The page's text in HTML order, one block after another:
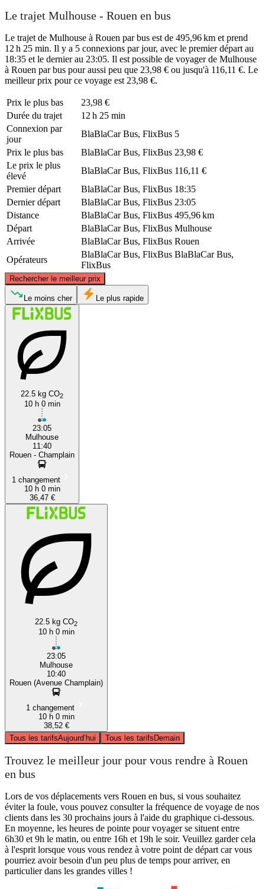
Le trajet Mulhouse - Rouen en bus
Le trajet de Mulhouse à Rouen par bus est de 495,96 km et prend
12 h 25 min. Il y a 5 connexions par jour, avec le premier départ au
18:35 et le dernier au 23:05. Il est possible de voyager de Mulhouse
à Rouen par bus pour aussi peu que 23,98 € ou jusqu'à 116,11 €. Le
meilleur prix pour ce voyage est 23,98 €.
Prix ​​le plus bas
23,98 €
Durée du trajet
12 h 25 min
Connexion par
jour
BlaBlaCar Bus, FlixBus 5
Prix ​​le plus bas
BlaBlaCar Bus, FlixBus 23,98 €
Le prix le plus
élevé
BlaBlaCar Bus, FlixBus 116,11 €
Premier départ
BlaBlaCar Bus, FlixBus 18:35
Dernier départ
BlaBlaCar Bus, FlixBus 23:05
Distance
BlaBlaCar Bus, FlixBus 495,96 km
Départ
BlaBlaCar Bus, FlixBus Mulhouse
Arrivée
BlaBlaCar Bus, FlixBus Rouen
Opérateurs
BlaBlaCar Bus, FlixBus BlaBlaCar Bus,
FlixBus
Rechercher le meilleur prix
Rouen
Le moins cher Le plus rapide
22.5 kg CO2
10 h 0 min
23:05
Mulhouse
11:40
Rouen - Champlain
1 changement
10 h 0 min
36,47 €
22.5 kg CO2
10 h 0 min
23:05
Mulhouse
10:40
Rouen (Avenue Champlain)
1 changement
10 h 0 min
38,52 €
Tous les tarifsAujourd’hui Tous les tarifsDemain
Trouvez le meilleur jour pour vous rendre à Rouen
en bus
Lors de vos déplacements vers Rouen en bus, si vous souhaitez
éviter la foule, vous pouvez consulter la fréquence de voyage de nos
clients dans les 30 prochains jours à l'aide du graphique ci-dessous.
En moyenne, les heures de pointe pour voyager se situent entre
6h30 et 9h le matin, ou entre 16h et 19h le soir. Veuillez garder cela
à l'esprit lorsque vous vous rendez à votre point de départ car vous
pourriez avoir besoin d'un peu plus de temps pour arriver, en
particulier dans les grandes villes !